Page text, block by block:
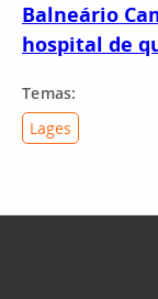
Balneário
hospital de
Temas:
Lages